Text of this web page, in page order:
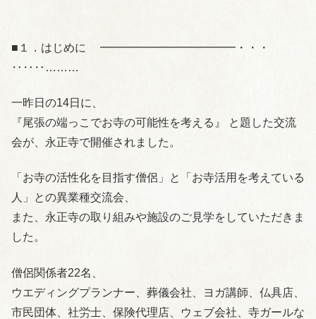
■１．はじめに ━━━━━━━━━━━━・・・
‥‥‥………
一昨日の14日に、
『尾張の端っこでお寺の可能性を考える』 と題した交流
会が、永正寺で開催されました。
「お寺の活性化を目指す僧侶」と「お寺活用を考えている
人」との異業種交流会、
また、永正寺の取り組みや施設のご見学をしていただきま
した。
僧侶関係者22名、
ウエディングプランナー、葬儀会社、ヨガ講師、仏具店、
市民団体、社労士、保険代理店、ウェブ会社、寺ガールな